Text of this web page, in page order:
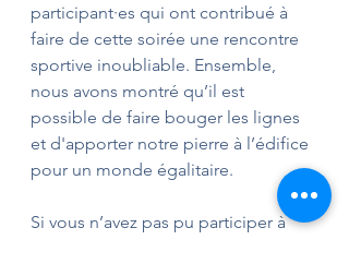
participant·es qui ont contribué à
faire de cette soirée une rencontre
sportive inoubliable. Ensemble,
nous avons montré qu’il est
possible de faire bouger les lignes
et d'apporter notre pierre à l’édifice
pour un monde égalitaire.
Si vous n’avez pas pu participer à